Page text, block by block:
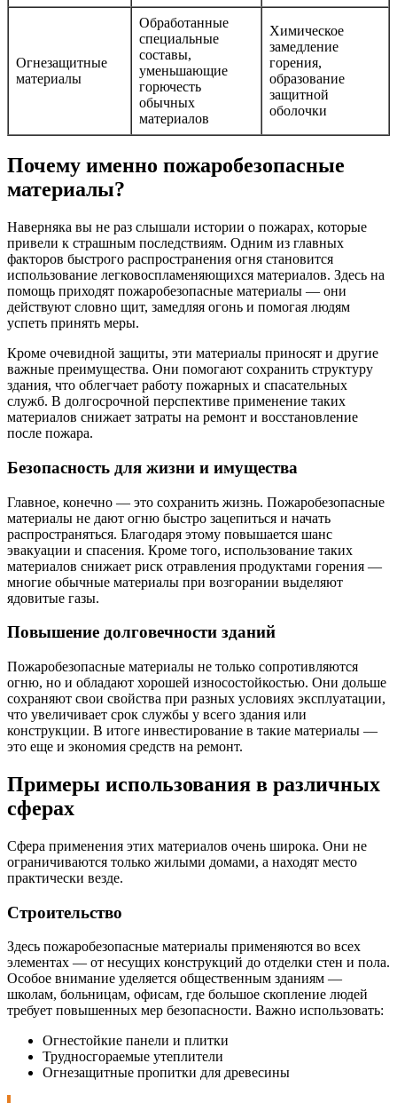
Огнезащитные
материалы
Обработанные
специальные
составы,
уменьшающие
горючесть
обычных
материалов
Химическое
замедление
горения,
образование
защитной
оболочки
Почему именно пожаробезопасные
материалы?
Наверняка вы не раз слышали истории о пожарах, которые
привели к страшным последствиям. Одним из главных
факторов быстрого распространения огня становится
использование легковоспламеняющихся материалов. Здесь на
помощь приходят пожаробезопасные материалы — они
действуют словно щит, замедляя огонь и помогая людям
успеть принять меры.
Кроме очевидной защиты, эти материалы приносят и другие
важные преимущества. Они помогают сохранить структуру
здания, что облегчает работу пожарных и спасательных
служб. В долгосрочной перспективе применение таких
материалов снижает затраты на ремонт и восстановление
после пожара.
Безопасность для жизни и имущества
Главное, конечно — это сохранить жизнь. Пожаробезопасные
материалы не дают огню быстро зацепиться и начать
распространяться. Благодаря этому повышается шанс
эвакуации и спасения. Кроме того, использование таких
материалов снижает риск отравления продуктами горения —
многие обычные материалы при возгорании выделяют
ядовитые газы.
Повышение долговечности зданий
Пожаробезопасные материалы не только сопротивляются
огню, но и обладают хорошей износостойкостью. Они дольше
сохраняют свои свойства при разных условиях эксплуатации,
что увеличивает срок службы у всего здания или
конструкции. В итоге инвестирование в такие материалы —
это еще и экономия средств на ремонт.
Примеры использования в различных
сферах
Сфера применения этих материалов очень широка. Они не
ограничиваются только жилыми домами, а находят место
практически везде.
Строительство
Здесь пожаробезопасные материалы применяются во всех
элементах — от несущих конструкций до отделки стен и пола.
Особое внимание уделяется общественным зданиям —
школам, больницам, офисам, где большое скопление людей
требует повышенных мер безопасности. Важно использовать:
Огнестойкие панели и плитки
Трудносгораемые утеплители
Огнезащитные пропитки для древесины